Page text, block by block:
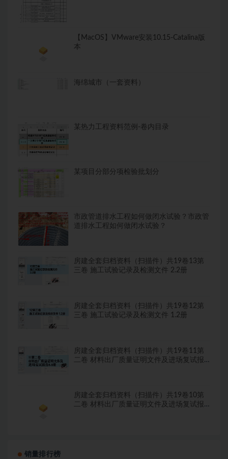
【MacOS】VMware安装10.15-Catalina版
本
海绵城市（一套资料）
某热力工程资料范例-卷内目录
某项目分部分项检验批划分
市政管道排水工程如何做闭水试验？市政管
道排水工程如何做闭水试验？
房建全套归档资料（扫描件）共19卷13第
三卷 施工试验记录及检测文件 2.2册
房建全套归档资料（扫描件）共19卷12第
三卷 施工试验记录及检测文件 1.2册
房建全套归档资料（扫描件）共19卷11第
二卷 材料出厂质量证明文件及进场复试报
房建全套归档资料（扫描件）共19卷10第
二卷 材料出厂质量证明文件及进场复试报
销量排行榜